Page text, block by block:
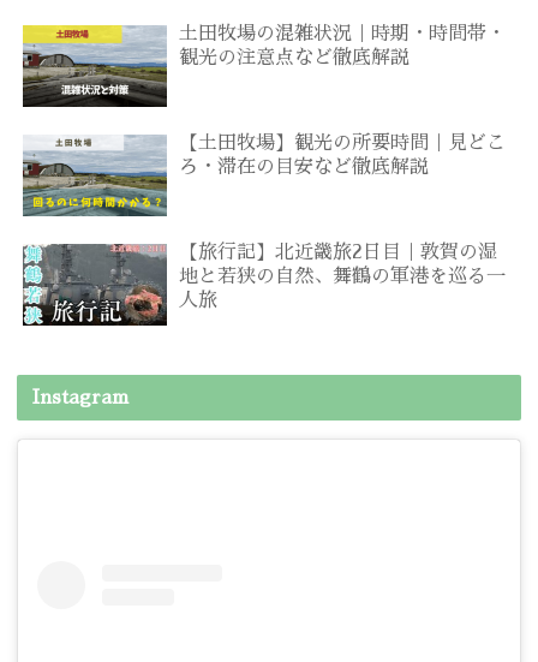
土田牧場の混雑状況｜時期・時間帯・
観光の注意点など徹底解説
【土田牧場】観光の所要時間｜見どこ
ろ・滞在の目安など徹底解説
【旅行記】北近畿旅2日目｜敦賀の湿
地と若狭の自然、舞鶴の軍港を巡る一
人旅
Instagram